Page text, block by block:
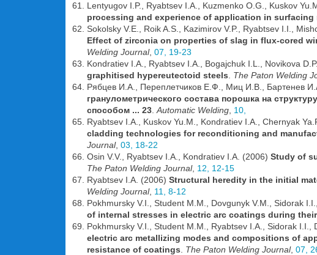
Lentyugov I.P., Ryabtsev I.A., Kuzmenko O.G., Kuskov
processing and experience of application in surfacing
Sokolsky V.E., Roik A.S., Kazimirov V.P., Ryabtsev I.I.,
Effect of zirconia on properties of slag in flux-cored
Welding Journal, 07, 19-23
Kondratiev I.A., Ryabtsev I.A., Bogajchuk I.L., Novikova
graphitised hypereutectoid steels
The Paton Welding
Рябцев И.А., Переплетчиков Е.Ф., Миц И.В., Бартенев
гранулометрического состава порошка на
способом ... 23 Automatic Welding 10,
Ryabtsev I.A., Kuskov Yu.M., Kondratiev I.A., Chernyak
cladding technologies for reconditioning and
Journal, 03, 18-22
Osin V.V., Ryabtsev I.A., Kondratiev I.A. (2006) Study of
The Paton Welding Journal, 12, 12-15
Ryabtsev I.A. (2006) Structural heredity in the initial
Welding Journal, 11, 8-12
Pokhmursky V.I., Student M.M., Dovgunyk V.M., Sidorak
of internal stresses in electric arc coatings during
Pokhmursky V.I., Student M.M., Ryabtsev I.A., Sidorak
electric arc metallizing modes and compositions of
resistance of coatings
The Paton Welding Journal, 07,